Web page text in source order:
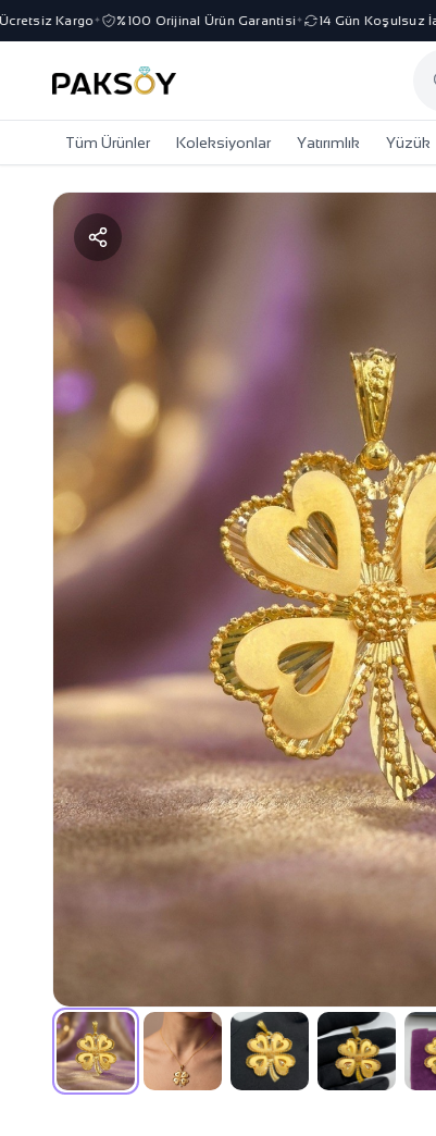
Kargo✦ %100 Orijinal Ürün Garantisi✦ 14 Gün Koşulsuz İade ✦
Tüm Ürünler Koleksiyonlar Yatırımlık Yüzük